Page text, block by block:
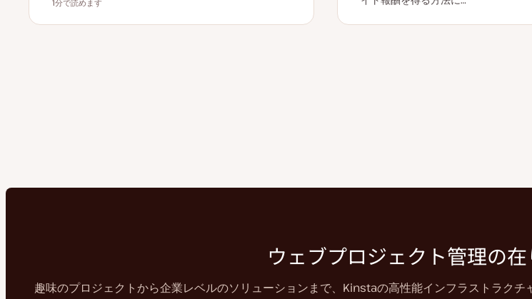
読むのにかかる時間
1分で読めます
ウェブプロジェクト管理の
趣味のプロジェクトから企業レベルのソリューションまで、Kinstaの高性能インフラストラク